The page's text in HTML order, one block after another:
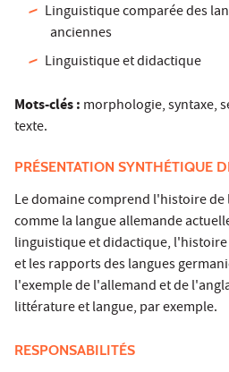
Linguistique comparée des
anciennes
Linguistique et didactique
Mots-clés : morphologie, syntaxe,
texte.
PRÉSENTATION SYNTHÉTIQUE
Le domaine comprend l'histoire
comme la langue allemande
linguistique et didactique,
et les rapports des langues
l'exemple de l'allemand et de
littérature et langue, par exemple.
RESPONSABILITÉS